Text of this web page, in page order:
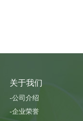
关于我们
-公司介绍
-企业荣誉